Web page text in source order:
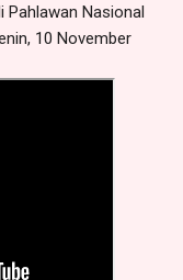
Pahlawan Nasional
10 November